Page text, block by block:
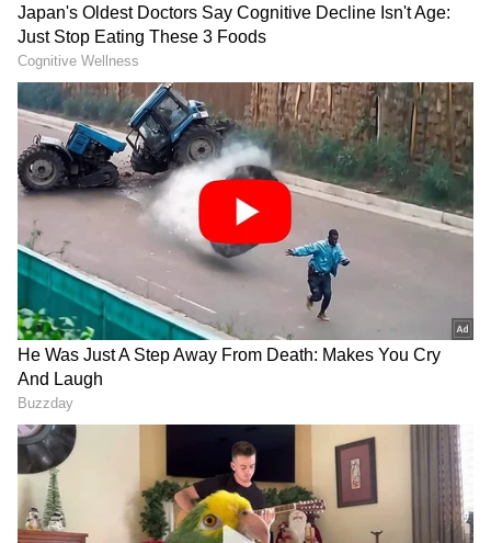
Image Credit :Instagram
ಕಿಶನ್ ಸ್ಪಷ್ಟನೆ
ನಾನು ಚಿಕ್ಕವನಿದ್ದಾಗಿಂದಲೂ ನವಿಲು ಗರಿಯನ್ನ ಫ್ಯಾನ್ಸಿ ಡ್ರೆಸ್
ಕಾಂಪಿಟಿಷನ್ ಹಾಗೂ ಕೃಷ್ಣ ಜನ್ಮಾಷ್ಟಮಿ, ದೇವಸ್ಥಾನ ದಲ್ಲಿ
ಹಾಗೂ ದರ್ಗಾದಲ್ಲಿ ಧೂಪ ಹಾಕುವಾಗ ಬಳಕೆ ಮಾಡೋದನ್ನ
ನೋಡಿಕೊಂಡು ಬಂದಿದ್ದೇನೆ. ನವಿಲು ಗರಿಯನ್ನ ಬಾಡಿಗೆ
ತೆಗೆದುಕೊಂಡಿರೋದನ್ನು ಸೋಶಿಯಲ್ ಮೀಡಿಯಾದಲ್ಲಿ
ಕೊಲ್ಯಾಬ್ ಮಾಡಿಕೊಳ್ಳಲಾಗಿತ್ತು.